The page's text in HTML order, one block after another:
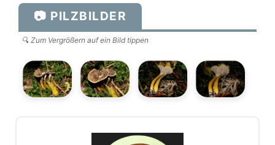
📷 PILZBILDER
🔍 Zum Vergrößern auf ein Bild tippen